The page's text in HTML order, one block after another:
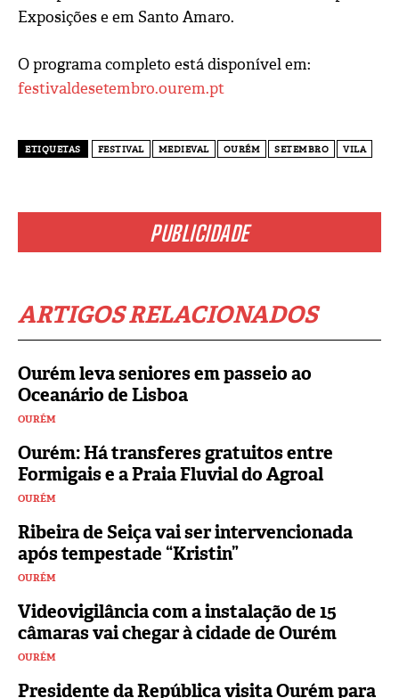
PUBLICIDADE
ARTIGOS RELACIONADOS
Ourém leva seniores em passeio ao
Oceanário de Lisboa
OURÉM
Ourém: Há transferes gratuitos entre
Formigais e a Praia Fluvial do Agroal
OURÉM
Ribeira de Seiça vai ser intervencionada
após tempestade “Kristin”
OURÉM
Videovigilância com a instalação de 15
câmaras vai chegar à cidade de Ourém
OURÉM
Presidente da República visita Ourém para
Exposições e em Santo Amaro.
O programa completo está disponível em:
festivaldesetembro.ourem.pt
ETIQUETAS FESTIVAL MEDIEVAL OURÉM SETEMBRO VILA